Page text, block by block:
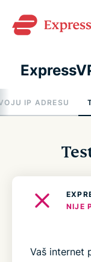
IP ADRESU
NIJE
Vaš internet